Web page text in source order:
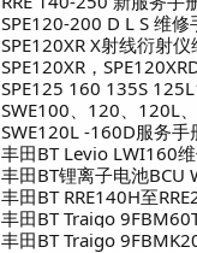
SPE120-200 D L S 维
SPE120XR X射线衍射
SPE120XR，
SPE125 160 135S
SWE100、120、120L
SWE120L -160D服务手
丰田BT Levio LWI160
丰田BT锂离子电池BCU
丰田BT RRE140H至
丰田BT Traigo
丰田BT Traigo